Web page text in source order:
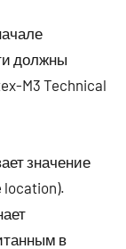
должны
M3 Technical
значение
location).
в